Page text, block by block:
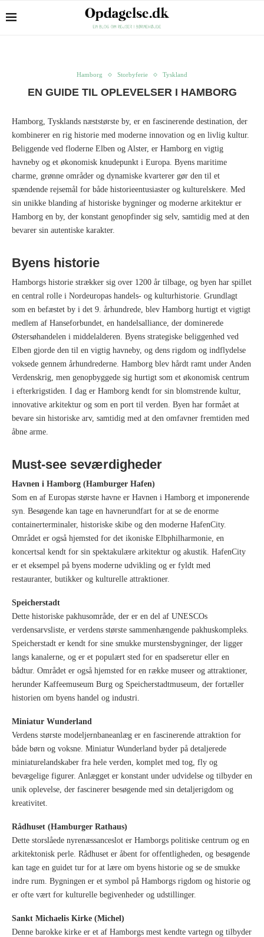
Hamborg Storbyferie Tyskland
EN GUIDE TIL OPLEVELSER I HAMBORG
Hamborg, Tysklands næststørste by, er en fascinerende destination, der
kombinerer en rig historie med moderne innovation og en livlig kultur.
Beliggende ved floderne Elben og Alster, er Hamborg en vigtig
havneby og et økonomisk knudepunkt i Europa. Byens maritime
charme, grønne områder og dynamiske kvarterer gør den til et
spændende rejsemål for både historieentusiaster og kulturelskere. Med
sin unikke blanding af historiske bygninger og moderne arkitektur er
Hamborg en by, der konstant genopfinder sig selv, samtidig med at den
bevarer sin autentiske karakter.
Byens historie
Hamborgs historie strækker sig over 1200 år tilbage, og byen har spillet
en central rolle i Nordeuropas handels- og kulturhistorie. Grundlagt
som en befæstet by i det 9. århundrede, blev Hamborg hurtigt et vigtigt
medlem af Hanseforbundet, en handelsalliance, der dominerede
Østersøhandelen i middelalderen. Byens strategiske beliggenhed ved
Elben gjorde den til en vigtig havneby, og dens rigdom og indflydelse
voksede gennem århundrederne. Hamborg blev hårdt ramt under Anden
Verdenskrig, men genopbyggede sig hurtigt som et økonomisk centrum
i efterkrigstiden. I dag er Hamborg kendt for sin blomstrende kultur,
innovative arkitektur og som en port til verden. Byen har formået at
bevare sin historiske arv, samtidig med at den omfavner fremtiden med
åbne arme.
Must-see seværdigheder
Havnen i Hamborg (Hamburger Hafen)
Som en af Europas største havne er Havnen i Hamborg et imponerende
syn. Besøgende kan tage en havnerundfart for at se de enorme
containerterminaler, historiske skibe og den moderne HafenCity.
Området er også hjemsted for det ikoniske Elbphilharmonie, en
koncertsal kendt for sin spektakulære arkitektur og akustik. HafenCity
er et eksempel på byens moderne udvikling og er fyldt med
restauranter, butikker og kulturelle attraktioner.
Speicherstadt
Dette historiske pakhusområde, der er en del af UNESCOs
verdensarvsliste, er verdens største sammenhængende pakhuskompleks.
Speicherstadt er kendt for sine smukke murstensbygninger, der ligger
langs kanalerne, og er et populært sted for en spadseretur eller en
bådtur. Området er også hjemsted for en række museer og attraktioner,
herunder Kaffeemuseum Burg og Speicherstadtmuseum, der fortæller
historien om byens handel og industri.
Miniatur Wunderland
Verdens største modeljernbaneanlæg er en fascinerende attraktion for
både børn og voksne. Miniatur Wunderland byder på detaljerede
miniaturelandskaber fra hele verden, komplet med tog, fly og
bevægelige figurer. Anlægget er konstant under udvidelse og tilbyder en
unik oplevelse, der fascinerer besøgende med sin detaljerigdom og
kreativitet.
Rådhuset (Hamburger Rathaus)
Dette storslåede nyrenæssanceslot er Hamborgs politiske centrum og en
arkitektonisk perle. Rådhuset er åbent for offentligheden, og besøgende
kan tage en guidet tur for at lære om byens historie og se de smukke
indre rum. Bygningen er et symbol på Hamborgs rigdom og historie og
er ofte vært for kulturelle begivenheder og udstillinger.
Sankt Michaelis Kirke (Michel)
Denne barokke kirke er et af Hamborgs mest kendte vartegn og tilbyder